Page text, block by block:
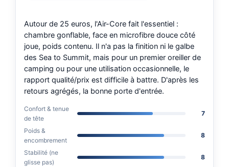
Autour de 25 euros, l'Air-Core fait l'essentiel :
chambre gonflable, face en microfibre douce côté
joue, poids contenu. Il n'a pas la finition ni le galbe
des Sea to Summit, mais pour un premier oreiller de
camping ou pour une utilisation occasionnelle, le
rapport qualité/prix est difficile à battre. D'après les
retours agrégés, la bonne porte d'entrée.
Confort & tenue
de tête
7
Poids &
encombrement
8
Stabilité (ne
glisse pas)
8